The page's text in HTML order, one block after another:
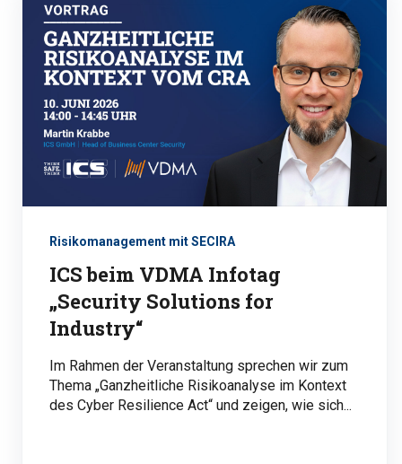
Risikomanagement mit SECIRA
ICS beim VDMA Infotag
„Security Solutions for
Industry“
Im Rahmen der Veranstaltung sprechen wir zum
Thema „Ganzheitliche Risikoanalyse im Kontext
des Cyber Resilience Act“ und zeigen, wie sich...